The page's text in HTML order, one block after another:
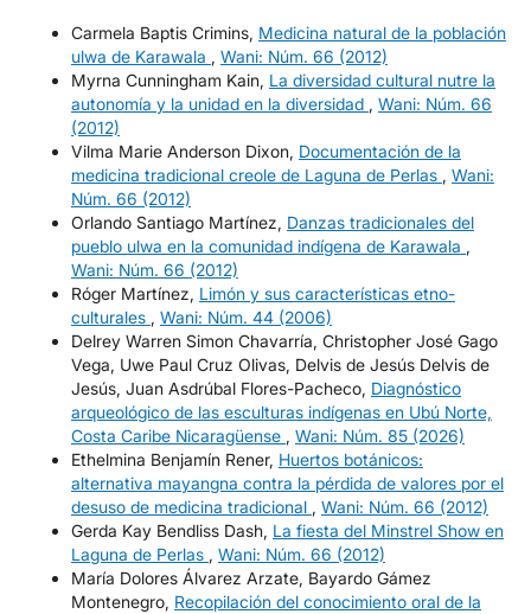
Carmela Baptis Crimins, Medicina natural de la población
ulwa de Karawala , Wani: Núm. 66 (2012)
Myrna Cunningham Kain, La diversidad cultural nutre la
autonomía y la unidad en la diversidad , Wani: Núm. 66
(2012)
Vilma Marie Anderson Dixon, Documentación de la
medicina tradicional creole de Laguna de Perlas , Wani:
Núm. 66 (2012)
Orlando Santiago Martínez, Danzas tradicionales del
pueblo ulwa en la comunidad indígena de Karawala ,
Wani: Núm. 66 (2012)
Róger Martínez, Limón y sus características etno-
culturales , Wani: Núm. 44 (2006)
Delrey Warren Simon Chavarría, Christopher José Gago
Vega, Uwe Paul Cruz Olivas, Delvis de Jesús Delvis de
Jesús, Juan Asdrúbal Flores-Pacheco, Diagnóstico
arqueológico de las esculturas indígenas en Ubú Norte,
Costa Caribe Nicaragüense , Wani: Núm. 85 (2026)
Ethelmina Benjamín Rener, Huertos botánicos:
alternativa mayangna contra la pérdida de valores por el
desuso de medicina tradicional , Wani: Núm. 66 (2012)
Gerda Kay Bendliss Dash, La fiesta del Minstrel Show en
Laguna de Perlas , Wani: Núm. 66 (2012)
María Dolores Álvarez Arzate, Bayardo Gámez
Montenegro, Recopilación del conocimiento oral de la